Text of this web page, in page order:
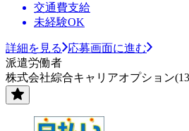
交通費支給
未経験OK
詳細を見る
応募画面に進む
派遣労働者
株式会社綜合キャリアオプション